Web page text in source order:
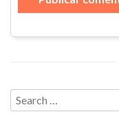
Search
for: